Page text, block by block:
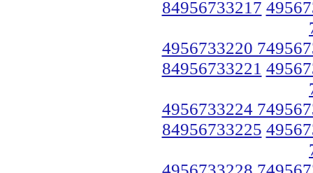
84956733217
4956733220
84956733221
4956733224
84956733225